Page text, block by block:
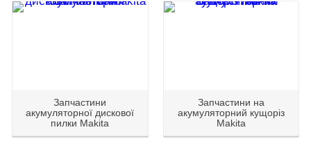
Запчастини
акумуляторної дискової
пилки Makita
Запчастини на
акумуляторний кущоріз
Makita